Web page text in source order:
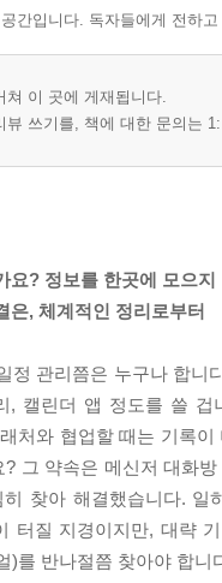
간입니다. 독자들에게 전하
쳐 이 곳에 게재됩니다.
뷰 쓰기를, 책에 대한 문의는
요? 정보를 한곳에 모으
은, 체계적인 정리로부터
정 관리쯤은 누구나 합
, 캘린더 앱 정도를 쓸
처와 협업할 때는 기록
? 그 약속은 메신저 대화
찾아 해결했습니다.
터질 지경이지만, 대략
)를 반나절쯤 찾아야 합